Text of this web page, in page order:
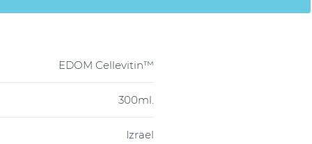
EDOM Cellevitin™
300ml.
Izrael